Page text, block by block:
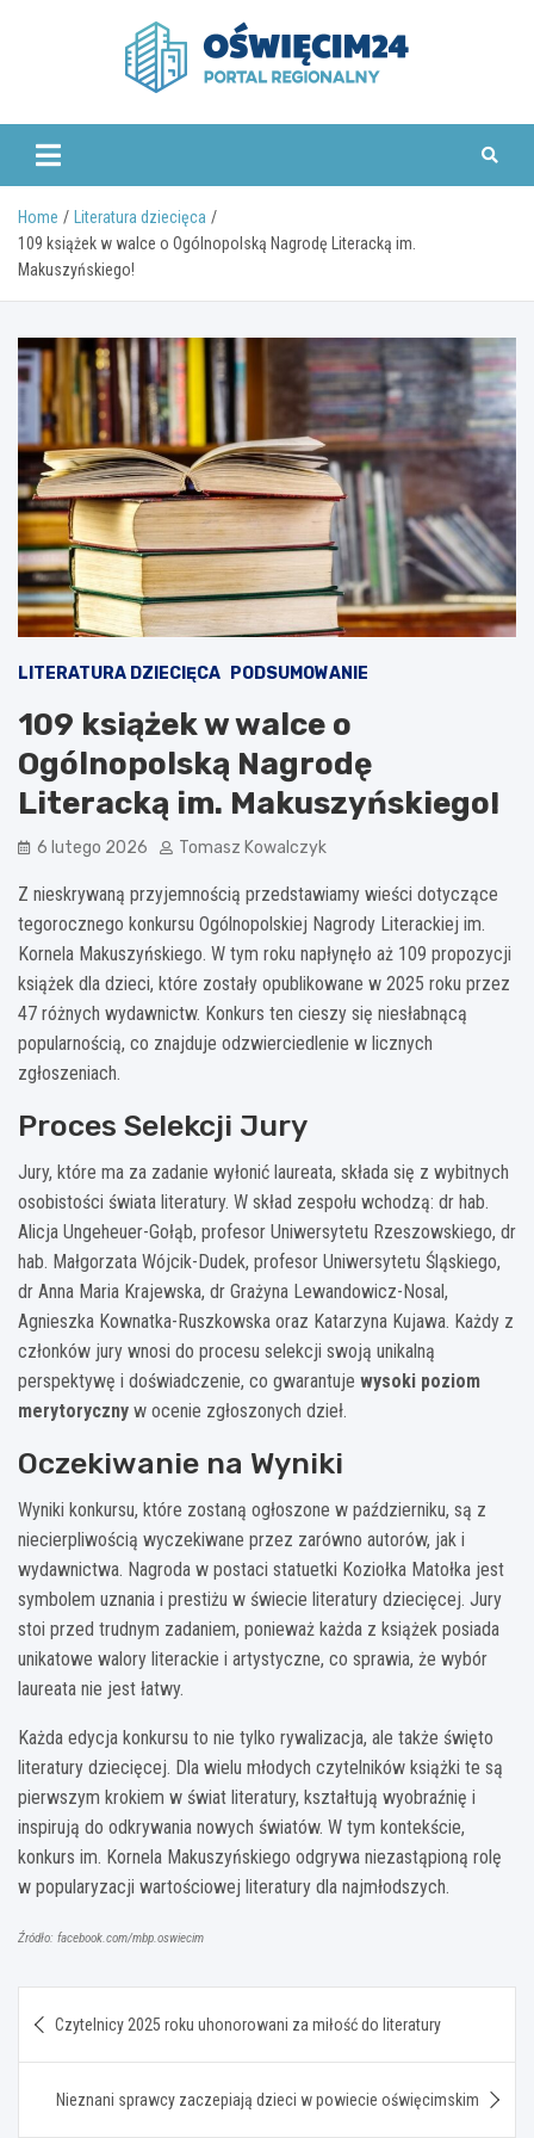
www.oswiecim24.pl
Home
Literatura dziecięca
109 książek w walce o Ogólnopolską Nagrodę Literacką im.
Makuszyńskiego!
LITERATURA DZIECIĘCA PODSUMOWANIE
109 książek w walce o
Ogólnopolską Nagrodę
Literacką im. Makuszyńskiego!
6 lutego 2026 Tomasz Kowalczyk
Z nieskrywaną przyjemnością przedstawiamy wieści dotyczące
tegorocznego konkursu Ogólnopolskiej Nagrody Literackiej im.
Kornela Makuszyńskiego. W tym roku napłynęło aż 109 propozycji
książek dla dzieci, które zostały opublikowane w 2025 roku przez
47 różnych wydawnictw. Konkurs ten cieszy się niesłabnącą
popularnością, co znajduje odzwierciedlenie w licznych
zgłoszeniach.
Proces Selekcji Jury
Jury, które ma za zadanie wyłonić laureata, składa się z wybitnych
osobistości świata literatury. W skład zespołu wchodzą: dr hab.
Alicja Ungeheuer-Gołąb, profesor Uniwersytetu Rzeszowskiego, dr
hab. Małgorzata Wójcik-Dudek, profesor Uniwersytetu Śląskiego,
dr Anna Maria Krajewska, dr Grażyna Lewandowicz-Nosal,
Agnieszka Kownatka-Ruszkowska oraz Katarzyna Kujawa. Każdy z
członków jury wnosi do procesu selekcji swoją unikalną
perspektywę i doświadczenie, co gwarantuje wysoki poziom
merytoryczny w ocenie zgłoszonych dzieł.
Oczekiwanie na Wyniki
Wyniki konkursu, które zostaną ogłoszone w październiku, są z
niecierpliwością wyczekiwane przez zarówno autorów, jak i
wydawnictwa. Nagroda w postaci statuetki Koziołka Matołka jest
symbolem uznania i prestiżu w świecie literatury dziecięcej. Jury
stoi przed trudnym zadaniem, ponieważ każda z książek posiada
unikatowe walory literackie i artystyczne, co sprawia, że wybór
laureata nie jest łatwy.
Każda edycja konkursu to nie tylko rywalizacja, ale także święto
literatury dziecięcej. Dla wielu młodych czytelników książki te są
pierwszym krokiem w świat literatury, kształtują wyobraźnię i
inspirują do odkrywania nowych światów. W tym kontekście,
konkurs im. Kornela Makuszyńskiego odgrywa niezastąpioną rolę
w popularyzacji wartościowej literatury dla najmłodszych.
Źródło: facebook.com/mbp.oswiecim
wpisu
Czytelnicy 2025 roku uhonorowani za miłość do literatury
Nieznani sprawcy zaczepiają dzieci w powiecie oświęcimskim